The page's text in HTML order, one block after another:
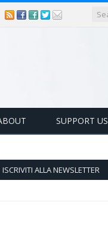
SUPPORT US
ISCRIVITI ALLA NEWSLETTER